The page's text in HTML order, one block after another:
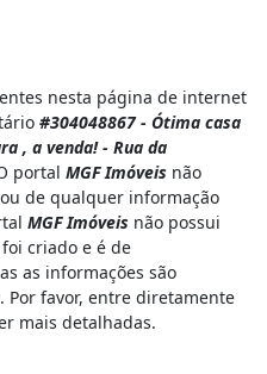
nesta página de internet
#304048867 - Ótima casa
, a venda! - Rua da
portal MGF Imóveis não
de qualquer informação
MGF Imóveis não possui
criado e é de
as informações são
. Por favor, entre diretamente
mais detalhadas.